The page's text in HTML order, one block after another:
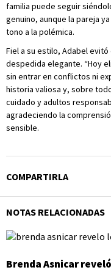
familia puede seguir
genuino, aunque la pareja
tono a la polémica.
Fiel a su estilo, Adabel
despedida elegante. “Hoy
sin entrar en conflictos ni
historia valiosa y, sobre
cuidado y adultos
agradeciendo la
sensible.
COMPARTIRLA
NOTAS RELACIONADAS
Brenda Asnicar